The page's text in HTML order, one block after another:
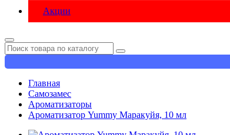
Акции
Главная
Самозамес
Ароматизаторы
Ароматизатор Yummy Маракуйя, 10 мл